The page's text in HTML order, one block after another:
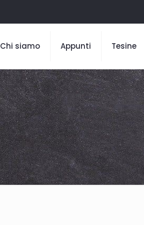
Chi siamo Appunti Tesine